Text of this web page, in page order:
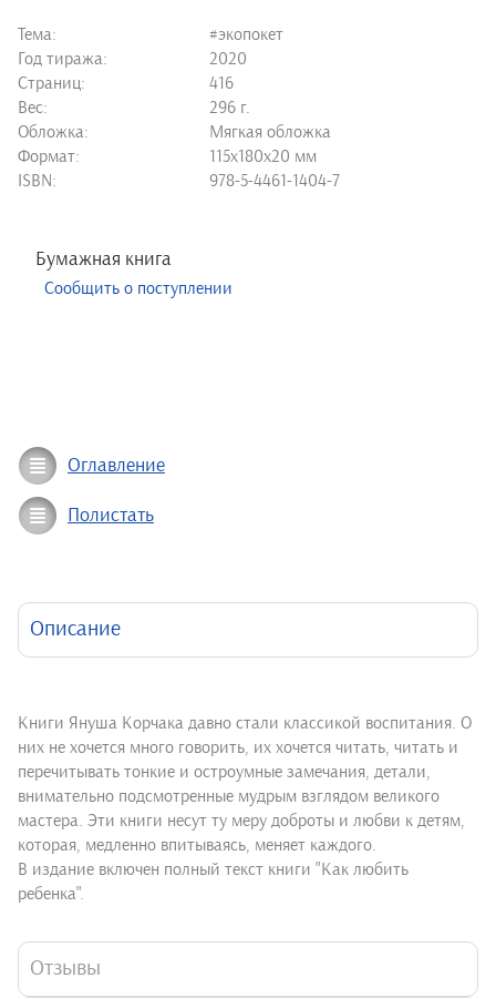
Тема:
#экопокет
Год тиража:
2020
Страниц:
416
Вес:
296 г.
Обложка:
Мягкая обложка
Формат:
115х180х20 мм
ISBN:
978-5-4461-1404-7
Бумажная книга
Сообщить о поступлении
Оглавление
Полистать
Описание
Книги Януша Корчака давно стали классикой воспитания. О
них не хочется много говорить, их хочется читать, читать и
перечитывать тонкие и остроумные замечания, детали,
внимательно подсмотренные мудрым взглядом великого
мастера. Эти книги несут ту меру доброты и любви к детям,
которая, медленно впитываясь, меняет каждого.
В издание включен полный текст книги "Как любить
ребенка".
Отзывы